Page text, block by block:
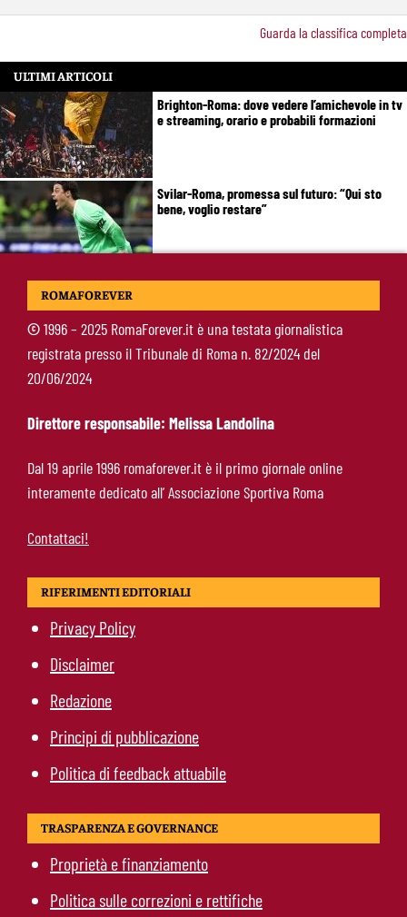
Guarda la classifica completa
ULTIMI ARTICOLI
Brighton-Roma: dove vedere l’amichevole in tv
e streaming, orario e probabili formazioni
Svilar-Roma, promessa sul futuro: “Qui sto
bene, voglio restare”
Castro-Roma, messaggio Scudetto: “Non sono
Manfrè-Roma, nuova era nel vivaio: raccoglie
l’eredità di Bruno Conti
ROMAFOREVER
©1996 – 2025 RomaForever.it è una testata giornalistica
registrata presso il Tribunale di Roma n. 82/2024 del
20/06/2024
Direttore responsabile: Melissa Landolina
Dal 19 aprile 1996 romaforever.it è il primo giornale online
interamente dedicato all’ Associazione Sportiva Roma
Contattaci!
RIFERIMENTI EDITORIALI
Privacy Policy
Disclaimer
Redazione
Principi di pubblicazione
Politica di feedback attuabile
TRASPARENZA E GOVERNANCE
Proprietà e finanziamento
Politica sulle correzioni e rettifiche